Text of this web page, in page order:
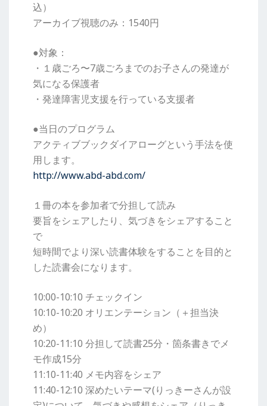
込）
アーカイブ視聴のみ：1540円
●対象：
・１歳ごろ〜7歳ごろまでのお子さんの発達が
気になる保護者
・発達障害児支援を行っている支援者
●当日のプログラム
アクティブブックダイアローグという手法を使
用します。
http://www.abd-abd.com/
１冊の本を参加者で分担して読み
要旨をシェアしたり、気づきをシェアすること
で
短時間でより深い読書体験をすることを目的と
した読書会になります。
10:00-10:10 チェックイン
10:10-10:20 オリエンテーション（＋担当決
め）
10:20-11:10 分担して読書25分・箇条書きでメ
モ作成15分
11:10-11:40 メモ内容をシェア
11:40-12:10 深めたいテーマ(りっきーさんが設